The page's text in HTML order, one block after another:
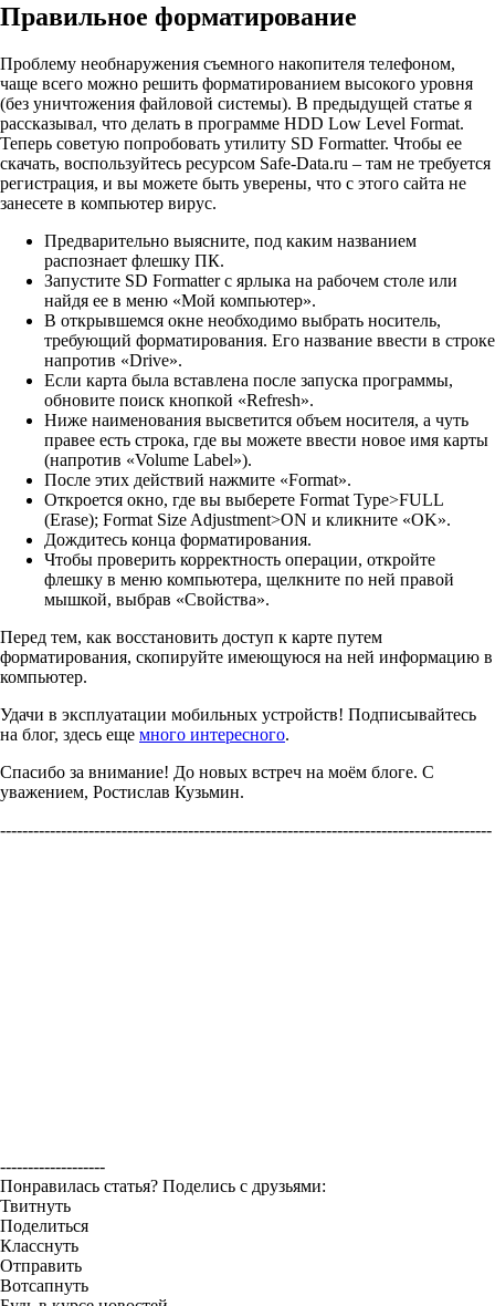
Правильное форматирование
Проблему необнаружения съемного накопителя телефоном,
чаще всего можно решить форматированием высокого уровня
(без уничтожения файловой системы). В предыдущей статье я
рассказывал, что делать в программе HDD Low Level Format.
Теперь советую попробовать утилиту SD Formatter. Чтобы ее
скачать, воспользуйтесь ресурсом Safe-Data.ru – там не требуется
регистрация, и вы можете быть уверены, что с этого сайта не
занесете в компьютер вирус.
Предварительно выясните, под каким названием
распознает флешку ПК.
Запустите SD Formatter с ярлыка на рабочем столе или
найдя ее в меню «Мой компьютер».
В открывшемся окне необходимо выбрать носитель,
требующий форматирования. Его название ввести в строке
напротив «Drive».
Если карта была вставлена после запуска программы,
обновите поиск кнопкой «Refresh».
Ниже наименования высветится объем носителя, а чуть
правее есть строка, где вы можете ввести новое имя карты
(напротив «Volume Label»).
После этих действий нажмите «Format».
Откроется окно, где вы выберете Format Type>FULL
(Erase); Format Size Adjustment>ON и кликните «OK».
Дождитесь конца форматирования.
Чтобы проверить корректность операции, откройте
флешку в меню компьютера, щелкните по ней правой
мышкой, выбрав «Свойства».
Перед тем, как восстановить доступ к карте путем
форматирования, скопируйте имеющуюся на ней информацию в
компьютер.
Удачи в эксплуатации мобильных устройств! Подписывайтесь
на блог, здесь еще много интересного.
Спасибо за внимание! До новых встреч на моём блоге. С
уважением, Ростислав Кузьмин.
-----------------------------------------------------------------------------------------
-------------------
Понравилась статья? Поделись с друзьями:
Твитнуть
Поделиться
Класснуть
Отправить
Вотсапнуть